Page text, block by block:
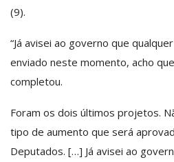
(9).
“Já avisei ao governo que
enviado neste momento, acho
completou.
Foram os dois últimos projetos.
tipo de aumento que será
Deputados. […] Já avisei ao